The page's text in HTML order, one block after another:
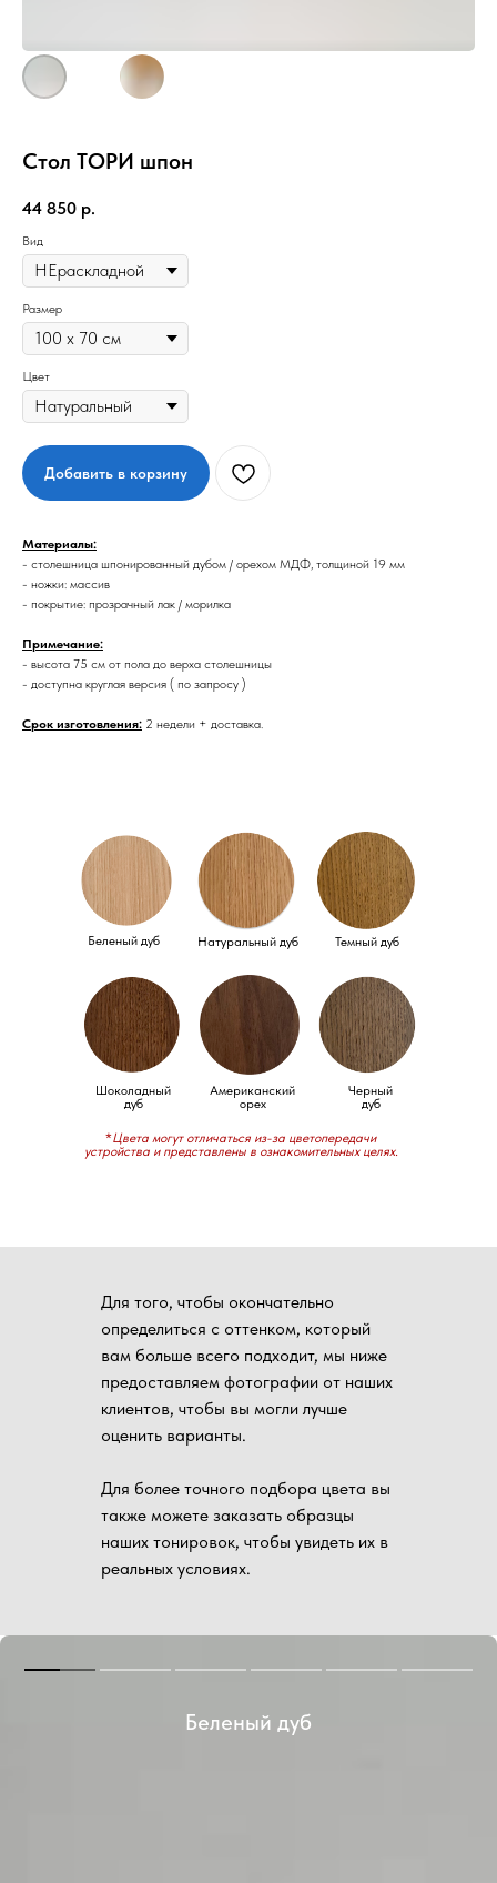
Стол ТОРИ шпон
44 850 р.
Вид
Размер
Цвет
Добавить в корзину
Материалы:
- столешница шпонированный дубом / орехом МДФ, толщиной 19 мм
- ножки: массив
- покрытие: прозрачный лак / морилка
Примечание:
- высота 75 см от пола до верха столешницы
- доступна круглая версия ( по запросу )
Срок изготовления: 2 недели + доставка.
Беленый дуб Натуральный дуб Темный дуб
Шоколадный
дуб
Американский
орех
Черный
дуб
*Цвета могут отличаться из-за цветопередачи
устройства и представлены в ознакомительных целях.
Для того, чтобы окончательно
определиться с оттенком, который
вам больше всего подходит, мы ниже
предоставляем фотографии от наших
клиентов, чтобы вы могли лучше
оценить варианты.
Для более точного подбора цвета вы
также можете заказать образцы
наших тонировок, чтобы увидеть их в
реальных условиях.
Беленый дуб